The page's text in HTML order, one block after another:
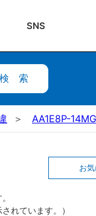
SNS
検索
AA1E8P-
お
れています。）